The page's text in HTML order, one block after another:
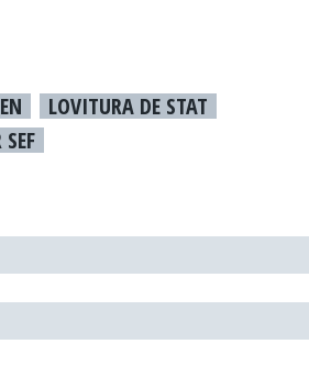
LOVITURA DE STAT